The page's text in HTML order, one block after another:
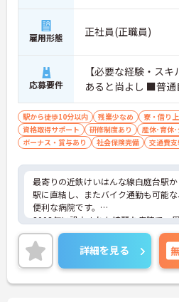
雇用形態 正社員(正職員)
応募要件
【必要な経験・ス
あると尚よし ■普
駅から徒歩10分以内 残業少なめ 寮・借り
資格取得サポート
研修制度あり 産休･育休
ボーナス・賞与あり
社会保険完備 交通費
最寄りの近鉄けいはんな線白庭台駅
駅に直結し、またバイク通勤も可能
便利な病院です。
2008年に設立された綺麗な病院で、
山々に囲まれ快適な治療・療養環境
ます。
地域の医療機関から当院へ紹介され
受診される患者様が、スムーズに適
が受けられ、安心してご自宅に戻っ
詳細を見る